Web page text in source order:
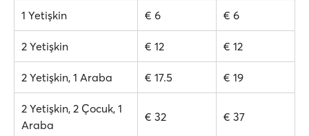
1 Yetişkin € 6 € 6
2 Yetişkin € 12 € 12
2 Yetişkin, 1 Araba € 17.5 € 19
2 Yetişkin, 2 Çocuk, 1
Araba
€ 32 € 37